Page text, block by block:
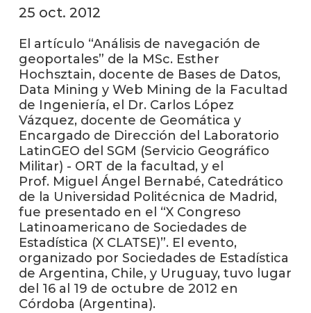
en
25 oct. 2012
El artículo “Análisis de navegación de
geoportales” de la MSc. Esther
Hochsztain, docente de Bases de Datos,
Data Mining y Web Mining de la Facultad
de Ingeniería, el Dr. Carlos López
Vázquez, docente de Geomática y
Encargado de Dirección del Laboratorio
LatinGEO del SGM (Servicio Geográfico
Militar) - ORT de la facultad, y el
Prof. Miguel Ángel Bernabé, Catedrático
de la Universidad Politécnica de Madrid,
fue presentado en el “X Congreso
Latinoamericano de Sociedades de
Estadística (X CLATSE)”. El evento,
organizado por Sociedades de Estadística
de Argentina, Chile, y Uruguay, tuvo lugar
del 16 al 19 de octubre de 2012 en
Córdoba (Argentina).